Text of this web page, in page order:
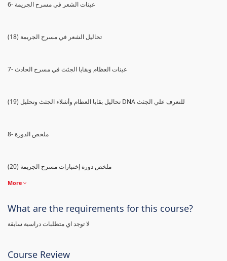
6- عينات الشعر في مسرح الجريمة
(18) تحاليل الشعر في مسرح الجريمة
7- عينات العظام وبقايا الجثث في مسرح الحادث
(19) تحاليل بقايا العظام وأشلاء الجثث وتحليل DNA للتعرف علي الجثث
8- ملخص الدورة
(20) ملخص دورة إختبارات مسرح الجريمة
More
What are the requirements for this course?
لا توجد اي متطلبات دراسية سابقة
Course Review